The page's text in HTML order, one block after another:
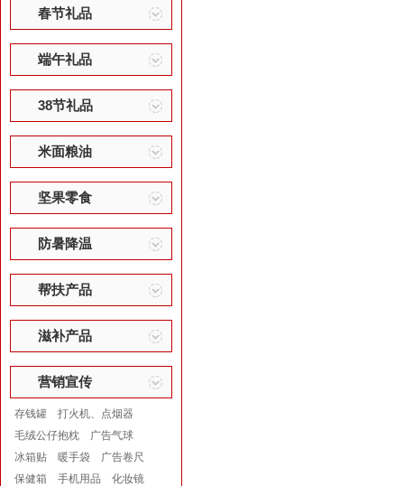
春节礼品
端午礼品
38节礼品
米面粮油
坚果零食
防暑降温
帮扶产品
滋补产品
营销宣传
存钱罐
打火机、点烟器
毛绒公仔抱枕
广告气球
冰箱贴
暖手袋
广告卷尺
保健箱
手机用品
化妆镜